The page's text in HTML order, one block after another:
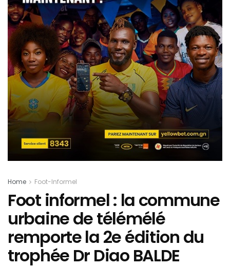
Home Foot-Informel
Foot informel : la commune
urbaine de télémélé
remporte la 2e édition du
trophée Dr Diao BALDE